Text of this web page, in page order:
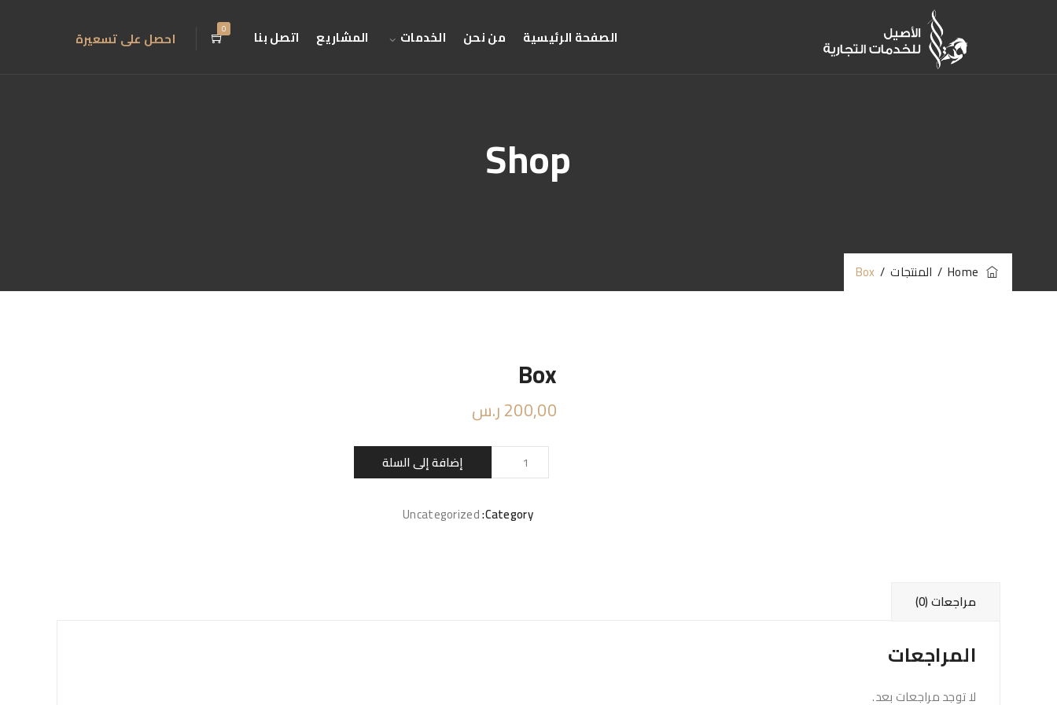
احصل على تسعيرة 0 الصفحة الرئيسية من نحن الخدمات المشاريع اتصل بنا
Shop
/ المنتجات/
Box
Box
200,00ر.س
كمية
Box
إضافة إلى السلة
Category:
Uncategorized
مراجعات (0)
المراجعات
لا توجد مراجعات بعد.